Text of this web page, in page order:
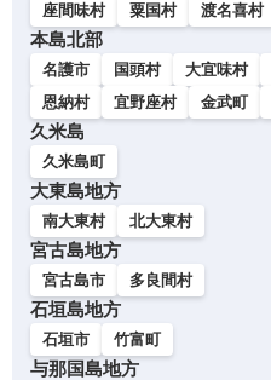
座間味村
粟国村 渡名喜村
本島北部
名護市 国頭村 大宜味村
恩納村
宜野座村 金武町
久米島
久米島町
大東島地方
南大東村 北大東村
宮古島地方
宮古島市 多良間村
石垣島地方
石垣市 竹富町
与那国島地方